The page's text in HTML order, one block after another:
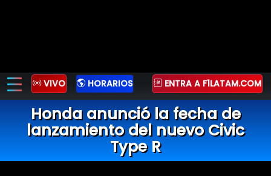
VIVO HORARIOS ENTRA A F1LATAM.COM
Honda anunció la fecha de
lanzamiento del nuevo Civic
Type R